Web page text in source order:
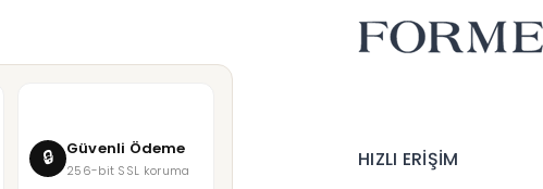
HIZLI ERİŞİM
🔒 Güvenli Ödeme
256-bit SSL koruma